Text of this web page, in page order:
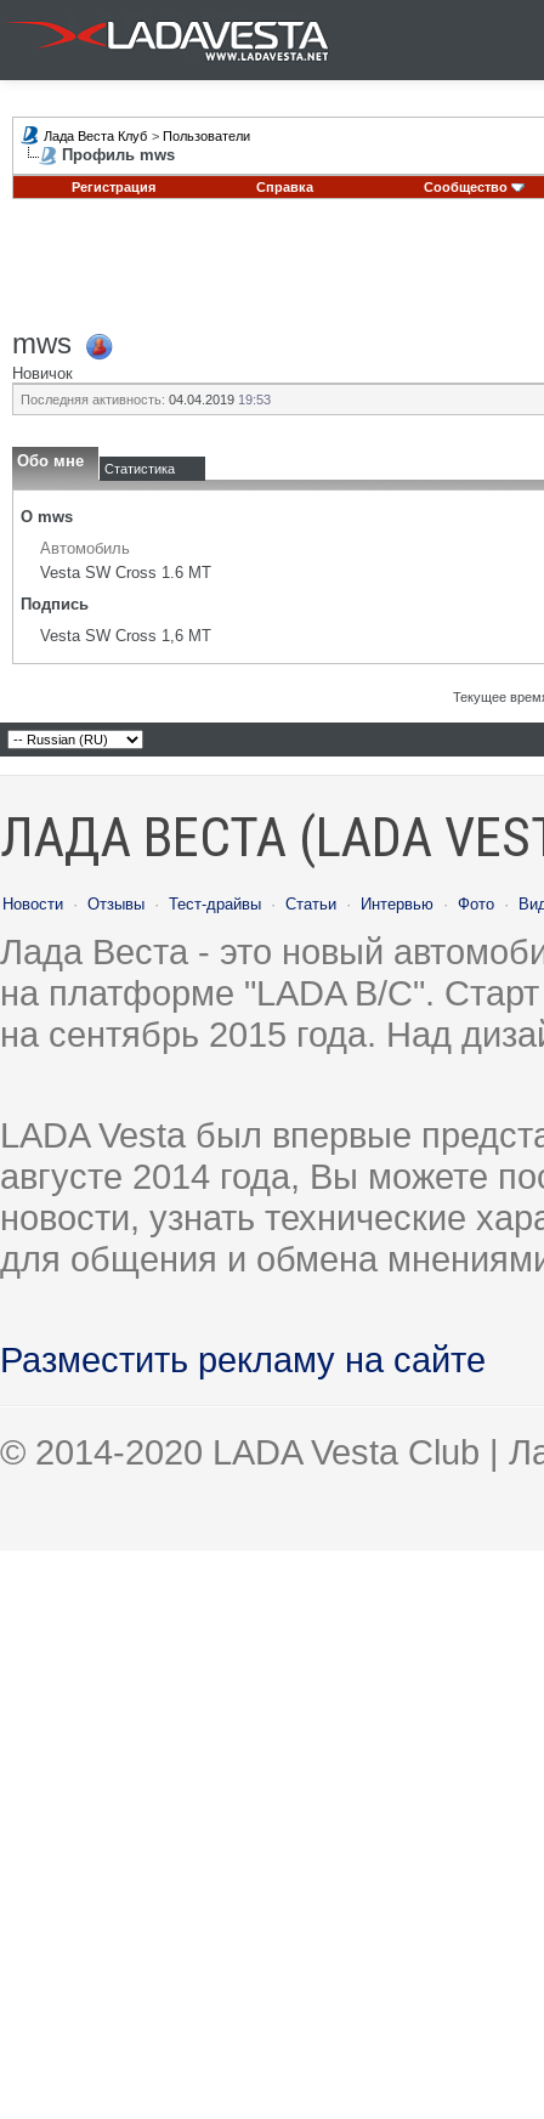
Лада Веста Клуб > Пользователи
Профиль mws
Регистрация Справка Сообщество
mws
Новичок
Последняя активность: 04.04.2019 19:53
Обо мне Статистика
О mws
Автомобиль
Vesta SW Cross 1.6 MT
Подпись
Vesta SW Cross 1,6 MT
Текущее
ЛАДА ВЕСТА (LADA
Новости · Отзывы · Тест-драйвы · Статьи · Интервью · Фото ·
Лада Веста - это новый
на платформе "LADA B/C".
на сентябрь 2015 года. Над
LADA Vesta был впервые
августе 2014 года, Вы можете
новости, узнать технические
для общения и обмена
Разместить рекламу на сайте
© 2014-2020 LADA Vesta Club |